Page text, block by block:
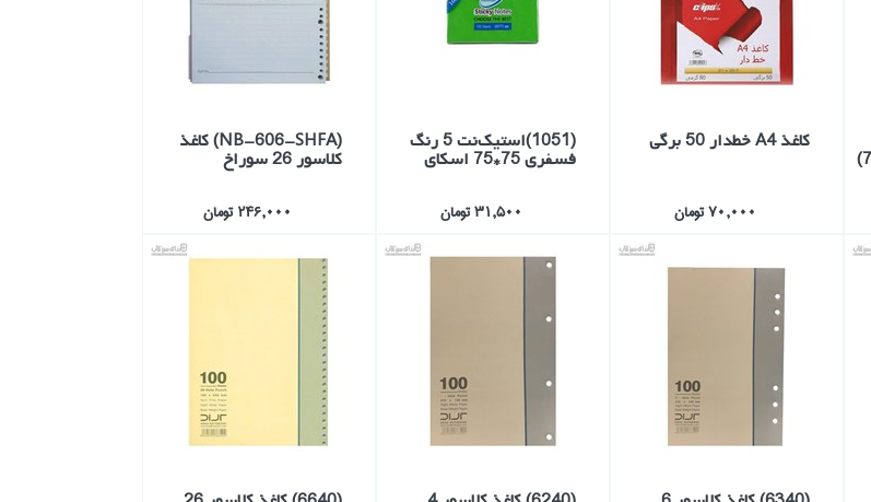
كاغذ A4 خطدار 50 برگي
70,000 تومان
(1051)استيك‌نت 5 رنگ
فسفري 75*75 اسكاي
31,500 تومان
(NB-606-SHFA) كاغذ
كلاسور 26 سوراخ
246,000 تومان